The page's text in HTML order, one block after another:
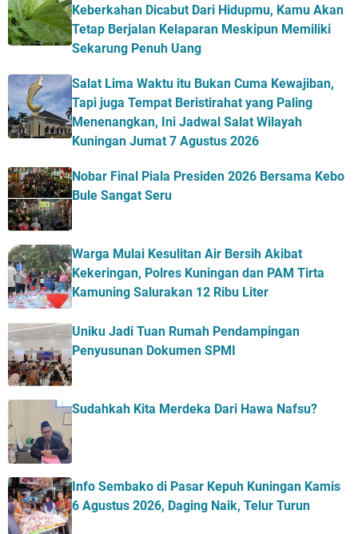
Keberkahan Dicabut Dari Hidupmu, Kamu Akan
Tetap Berjalan Kelaparan Meskipun Memiliki
Sekarung Penuh Uang
Salat Lima Waktu itu Bukan Cuma Kewajiban,
Tapi juga Tempat Beristirahat yang Paling
Menenangkan, Ini Jadwal Salat Wilayah
Kuningan Jumat 7 Agustus 2026
Nobar Final Piala Presiden 2026 Bersama Kebo
Bule Sangat Seru
Warga Mulai Kesulitan Air Bersih Akibat
Kekeringan, Polres Kuningan dan PAM Tirta
Kamuning Salurakan 12 Ribu Liter
Uniku Jadi Tuan Rumah Pendampingan
Penyusunan Dokumen SPMI
Sudahkah Kita Merdeka Dari Hawa Nafsu?
Info Sembako di Pasar Kepuh Kuningan Kamis
6 Agustus 2026, Daging Naik, Telur Turun